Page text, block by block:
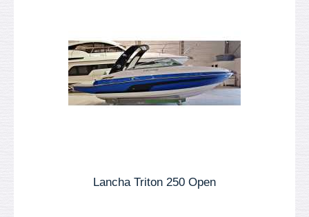
Lancha Triton 250 Open